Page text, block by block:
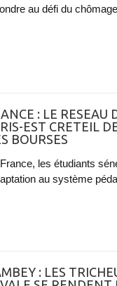
au défi du
: LE RESEAU
EST CRETEIL
BOURSES
les étudiants
au système
: LES